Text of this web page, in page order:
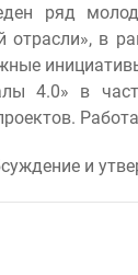
ряд
отрасли», в
4.0» в
и